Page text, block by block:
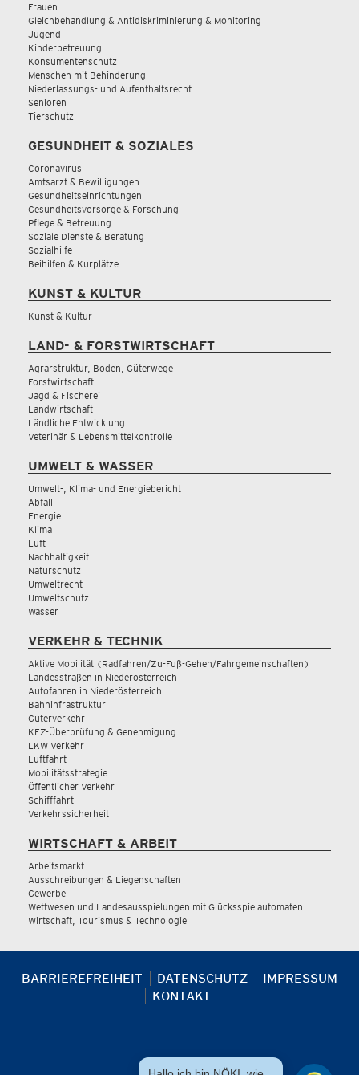
Frauen
Gleichbehandlung & Antidiskriminierung & Monitoring
Jugend
Kinderbetreuung
Konsumentenschutz
Menschen mit Behinderung
Niederlassungs- und Aufenthaltsrecht
Senioren
Tierschutz
GESUNDHEIT & SOZIALES
Coronavirus
Amtsarzt & Bewilligungen
Gesundheitseinrichtungen
Gesundheitsvorsorge & Forschung
Pflege & Betreuung
Soziale Dienste & Beratung
Sozialhilfe
Beihilfen & Kurplätze
KUNST & KULTUR
Kunst & Kultur
LAND- & FORSTWIRTSCHAFT
Agrarstruktur, Boden, Güterwege
Forstwirtschaft
Jagd & Fischerei
Landwirtschaft
Ländliche Entwicklung
Veterinär & Lebensmittelkontrolle
UMWELT & WASSER
Umwelt-, Klima- und Energiebericht
Abfall
Energie
Klima
Luft
Nachhaltigkeit
Naturschutz
Umweltrecht
Umweltschutz
Wasser
VERKEHR & TECHNIK
Aktive Mobilität (Radfahren/Zu-Fuß-Gehen/Fahrgemeinschaften)
Landesstraßen in Niederösterreich
Autofahren in Niederösterreich
Bahninfrastruktur
Güterverkehr
KFZ-Überprüfung & Genehmigung
LKW Verkehr
Luftfahrt
Mobilitätsstrategie
Öffentlicher Verkehr
Schifffahrt
Verkehrssicherheit
WIRTSCHAFT & ARBEIT
Arbeitsmarkt
Ausschreibungen & Liegenschaften
Gewerbe
Wettwesen und Landesausspielungen mit Glücksspielautomaten
Wirtschaft, Tourismus & Technologie
BARRIEREFREIHEIT DATENSCHUTZ
IMPRESSUM
KONTAKT